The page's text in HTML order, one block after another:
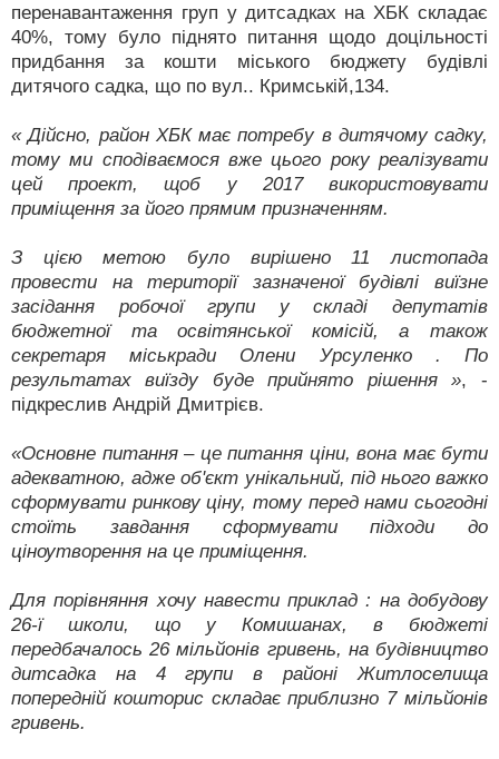
перенавантаження груп у дитсадках на ХБК складає
40%, тому було піднято питання щодо доцільності
придбання за кошти міського бюджету будівлі
дитячого садка, що по вул.. Кримській,134.
« Дійсно, район ХБК має потребу в дитячому садку,
тому ми сподіваємося вже цього року реалізувати
цей проект, щоб у 2017 використовувати
приміщення за його прямим призначенням.
З цією метою було вирішено 11 листопада
провести на території зазначеної будівлі виїзне
засідання робочої групи у складі депутатів
бюджетної та освітянської комісій, а також
секретаря міськради Олени Урсуленко . По
результатах виїзду буде прийнято рішення », -
підкреслив Андрій Дмитрієв.
«Основне питання – це питання ціни, вона має бути
адекватною, адже об'єкт унікальний, під нього важко
сформувати ринкову ціну, тому перед нами сьогодні
стоїть завдання сформувати підходи до
ціноутворення на це приміщення.
Для порівняння хочу навести приклад : на добудову
26-ї школи, що у Комишанах, в бюджеті
передбачалось 26 мільйонів гривень, на будівництво
дитсадка на 4 групи в районі Житлоселища
попередній кошторис складає приблизно 7 мільйонів
гривень.